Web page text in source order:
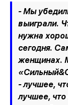
- Мы
выиграли.
нужна
сегодня.
женщинах.
- лучшее,
лучшее,